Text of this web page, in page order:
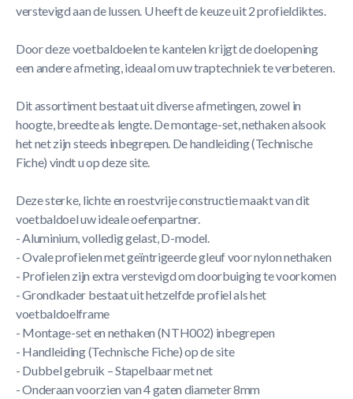
verstevigd aan de lussen. U heeft de keuze uit 2 profieldiktes.
Door deze voetbaldoelen te kantelen krijgt de doelopening
een andere afmeting, ideaal om uw traptechniek te verbeteren.
Dit assortiment bestaat uit diverse afmetingen, zowel in
hoogte, breedte als lengte. De montage-set, nethaken alsook
het net zijn steeds inbegrepen. De handleiding (Technische
Fiche) vindt u op deze site.
Deze sterke, lichte en roestvrije constructie maakt van dit
voetbaldoel uw ideale oefenpartner.
- Aluminium, volledig gelast, D-model.
- Ovale profielen met geïntrigeerde gleuf voor nylon nethaken
- Profielen zijn extra verstevigd om doorbuiging te voorkomen
- Grondkader bestaat uit hetzelfde profiel als het
voetbaldoelframe
- Montage-set en nethaken (NTH002) inbegrepen
- Handleiding (Technische Fiche) op de site
- Dubbel gebruik – Stapelbaar met net
- Onderaan voorzien van 4 gaten diameter 8mm